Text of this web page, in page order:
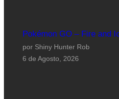
Pokémon GO – Fire and
por Shiny Hunter Rob
6 de Agosto, 2026